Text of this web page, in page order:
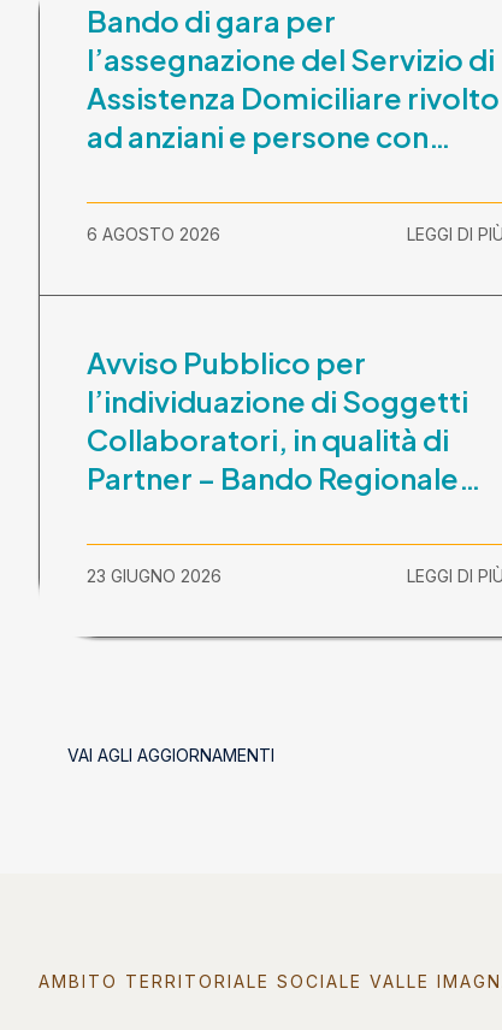
Bando di gara per
l’assegnazione del Servizio di
Assistenza Domiciliare rivolto
ad anziani e persone con
ottobre 2026-30 settembre
2029
6 AGOSTO 2026 LEGGI DI PIÙ
Avviso Pubblico per
l’individuazione di Soggetti
Collaboratori, in qualità di
Partner – Bando Regionale
2026” – CUP
E81B26000210003
23 GIUGNO 2026 LEGGI DI PIÙ
VAI AGLI AGGIORNAMENTI
AMBITO TERRITORIALE SOCIALE VALLE